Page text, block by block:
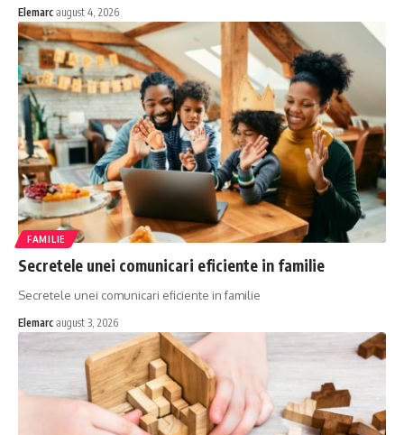
Elemarc august 4, 2026
FAMILIE
Secretele unei comunicari eficiente in familie
Secretele unei comunicari eficiente in familie
Elemarc august 3, 2026